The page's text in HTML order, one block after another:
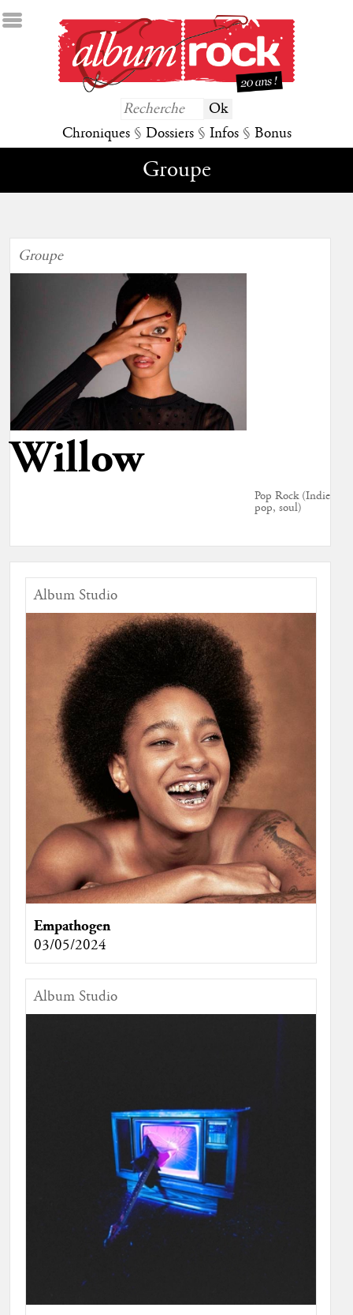
Chroniques § Dossiers § Infos § Bonus
Groupe
Groupe
Willow
Pop Rock (Indie
pop, soul)
Album Studio
Empathogen
03/05/2024
Album Studio